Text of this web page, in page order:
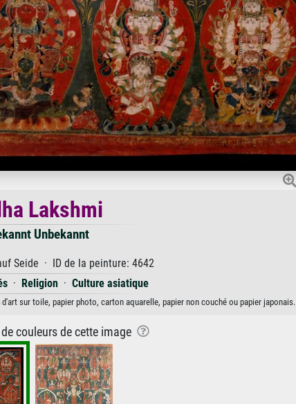
Lakshmi
Unbekannt
Seide · ID de la peinture: 4642
· Religion · Culture asiatique
sur toile, papier photo, carton aquarelle, papier non couché ou papier japonais.
couleurs de cette image